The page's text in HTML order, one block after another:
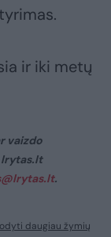
ir iki metų
vaizdo
lrytas.lt
.
daugiau žymių